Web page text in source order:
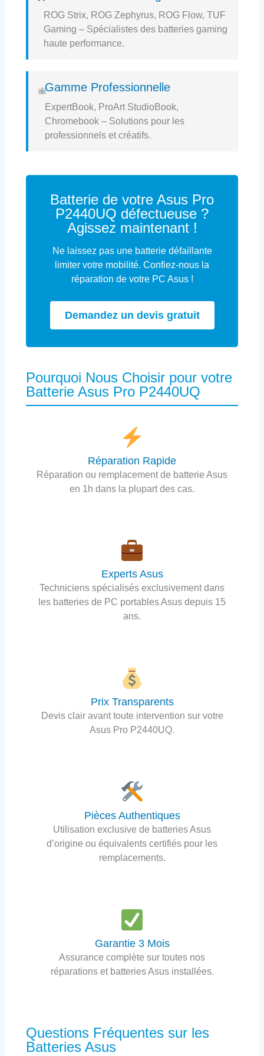
ROG Strix, ROG Zephyrus, ROG Flow, TUF
Gaming – Spécialistes des batteries gaming
haute performance.
Gamme Professionnelle
ExpertBook, ProArt StudioBook,
Chromebook – Solutions pour les
professionnels et créatifs.
Batterie de votre Asus Pro
P2440UQ défectueuse ?
Agissez maintenant !
Ne laissez pas une batterie défaillante
limiter votre mobilité. Confiez-nous la
réparation de votre PC Asus !
Demandez un devis gratuit
Pourquoi Nous Choisir pour votre
Batterie Asus Pro P2440UQ
Réparation Rapide
Réparation ou remplacement de batterie Asus
en 1h dans la plupart des cas.
Experts Asus
Techniciens spécialisés exclusivement dans
les batteries de PC portables Asus depuis 15
ans.
Prix Transparents
Devis clair avant toute intervention sur votre
Asus Pro P2440UQ.
Pièces Authentiques
Utilisation exclusive de batteries Asus
d’origine ou équivalents certifiés pour les
remplacements.
Garantie 3 Mois
Assurance complète sur toutes nos
réparations et batteries Asus installées.
Questions Fréquentes sur les
Batteries Asus